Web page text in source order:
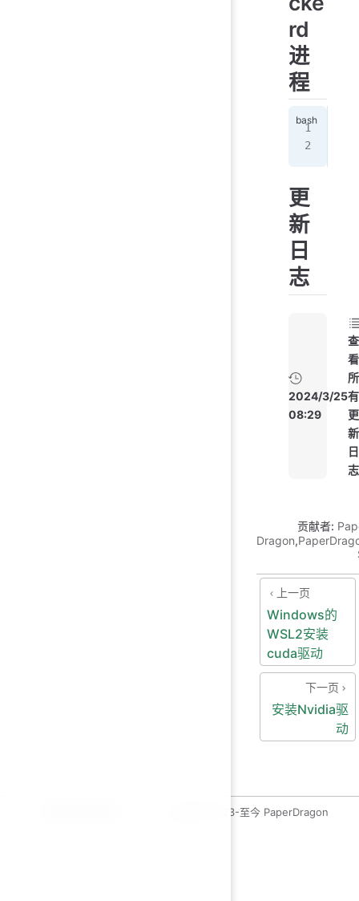
rd
进
程
更
新
日
志
2024/3/25
08:29
查
看
所
有
更
新
日
志
贡献者:
Dragon,
上一页
Windows的
WSL2安装
cuda驱动
下一页
安装Nvidia驱
动
copyleft 2023-至今 PaperDragon